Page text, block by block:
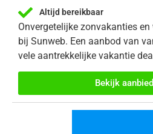
Altijd bereikbaar
Onvergetelijke zonvakanties
bij Sunweb. Een aanbod van
vele aantrekkelijke vakantie
Bekijk